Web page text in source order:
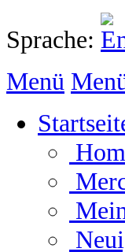
Sprache:
Menü